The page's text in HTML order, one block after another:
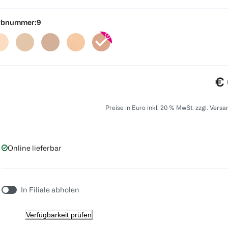
9
€
Preise in Euro inkl. 20 % MwSt. zzgl.
Online lieferbar
In Filiale abholen
Verfügbarkeit prüfen